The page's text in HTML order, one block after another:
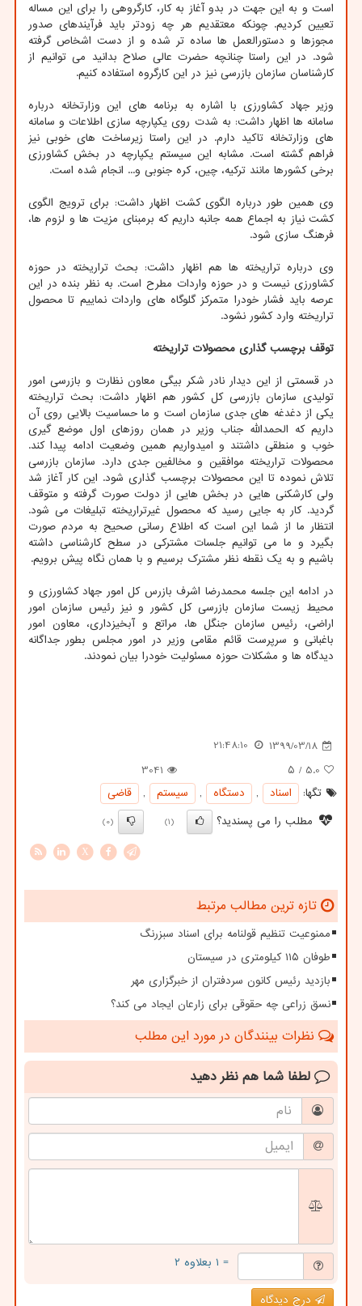
است و به این جهت در بدو آغاز به کار، کارگروهی را برای این مساله
تعیین کردیم. چونکه معتقدیم هر چه زودتر باید فرآیندهای صدور
مجوزها و دستورالعمل ها ساده تر شده و از دست اشخاص گرفته
شود. در این راستا چنانچه حضرت عالی صلاح بدانید می توانیم از
کارشناسان سازمان بازرسی نیز در این کارگروه استفاده کنیم.
وزیر جهاد کشاورزی با اشاره به برنامه های این وزارتخانه درباره
سامانه ها اظهار داشت: به شدت روی یکپارچه سازی اطلاعات و سامانه
های وزارتخانه تاکید دارم. در این راستا زیرساخت های خوبی نیز
فراهم گشته است. مشابه این سیستم یکپارچه در بخش کشاورزی
برخی کشورها مانند ترکیه، چین، کره جنوبی و... انجام شده است.
وی همین طور درباره الگوی کشت اظهار داشت: برای ترویج الگوی
کشت نیاز به اجماع همه جانبه داریم که برمبنای مزیت ها و لزوم ها،
فرهنگ سازی شود.
وی درباره تراریخته ها هم اظهار داشت: بحث تراریخته در حوزه
کشاورزی نیست و در حوزه واردات مطرح است. به نظر بنده در این
عرصه باید فشار خودرا متمرکز گلوگاه های واردات نماییم تا محصول
تراریخته وارد کشور نشود.
توقف برچسب گذاری محصولات تراریخته
در قسمتی از این دیدار نادر شکر بیگی معاون نظارت و بازرسی امور
تولیدی سازمان بازرسی کل کشور هم اظهار داشت: بحث تراریخته
یکی از دغدغه های جدی سازمان است و ما حساسیت بالایی روی آن
داریم که الحمدالله جناب وزیر در همان روزهای اول موضع گیری
خوب و منطقی داشتند و امیدواریم همین وضعیت ادامه پیدا کند.
محصولات تراریخته موافقین و مخالفین جدی دارد. سازمان بازرسی
تلاش نموده تا این محصولات برچسب گذاری شود. این کار آغاز شد
ولی کارشکنی هایی در بخش هایی از دولت صورت گرفته و متوقف
گردید. کار به جایی رسید که محصول غیرتراریخته تبلیغات می شود.
انتظار ما از شما این است که اطلاع رسانی صحیح به مردم صورت
بگیرد و ما می توانیم جلسات مشترکی در سطح کارشناسی داشته
باشیم و به یک نقطه نظر مشترک برسیم و با همان نگاه پیش برویم.
در ادامه این جلسه محمدرضا اشرف بازرس کل امور جهاد کشاورزی و
محیط زیست سازمان بازرسی کل کشور و نیز رئیس سازمان امور
اراضی، رئیس سازمان جنگل ها، مراتع و آبخیزداری، معاون امور
باغبانی و سرپرست قائم مقامی وزیر در امور مجلس بطور جداگانه
دیدگاه ها و مشکلات حوزه مسئولیت خودرا بیان نمودند.
1399/03/18
21:48:10
5.0 / ۵
3041
تگها:
اسناد , دستگاه , سیستم ,
قاضی
مطلب را می پسندید؟
(1)
(0)
X
تازه ترین مطالب مرتبط
ممنوعیت تنظیم قولنامه برای اسناد سبزرنگ
طوفان ۱۱۵ کیلومتری در سیستان
بازدید رئیس کانون سردفتران از خبرگزاری مهر
نسق زراعی چه حقوقی برای زارعان ایجاد می کند؟
نظرات بینندگان در مورد این مطلب
لطفا شما هم نظر دهید
= ۱ بعلاوه ۲
درج دیدگاه